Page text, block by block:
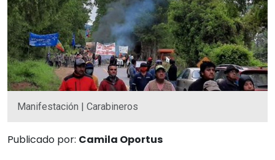
Manifestación | Carabineros
Publicado por: Camila Oportus